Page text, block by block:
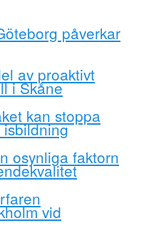
påverkar
av proaktivt
i Skåne
kan stoppa
osynliga faktorn
vid